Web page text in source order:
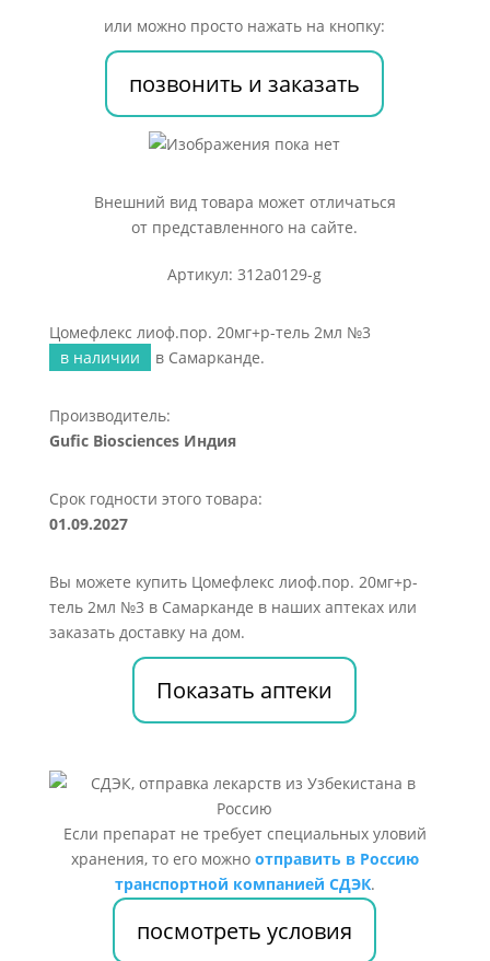
или можно просто нажать на кнопку:
позвонить и заказать
Внешний вид товара может отличаться
от представленного на сайте.
Артикул: 312a0129-g
Цомефлекс лиоф.пор. 20мг+р-тель 2мл №3
в наличии
в Самарканде.
Производитель:
Gufic Biosciences Индия
Срок годности этого товара:
01.09.2027
Вы можете купить Цомефлекс лиоф.пор. 20мг+р-
тель 2мл №3 в Самарканде в наших аптеках или
заказать доставку на дом.
Показать аптеки
Если препарат не требует специальных уловий
хранения, то его можно отправить в Россию
транспортной компанией СДЭК.
посмотреть условия